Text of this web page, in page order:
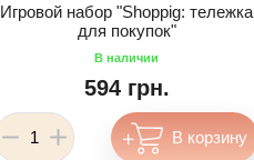
Игровой набор "Shoppig: тележка
для покупок"
594 грн.